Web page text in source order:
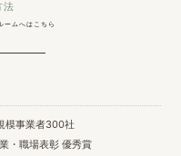
法
ームへはこちら
模事業者300社
・職場表彰 優秀賞